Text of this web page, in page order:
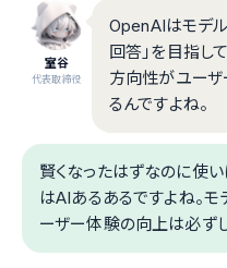
室谷
代表取締役
OpenAIはモデ
回答」を目指し
方向性がユーザ
るんですよね。
賢くなったはずなのに使い
はAIあるあるですよね。
ーザー体験の向上は必ず